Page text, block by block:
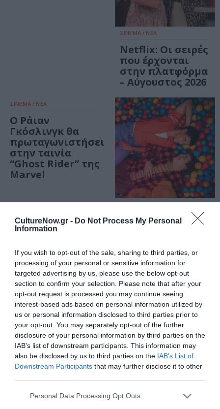
CultureNow.gr - Do Not Process My Personal
Information
If you wish to opt-out of the sale, sharing to third parties, or
processing of your personal or sensitive information for
targeted advertising by us, please use the below opt-out
section to confirm your selection. Please note that after your
opt-out request is processed you may continue seeing
interest-based ads based on personal information utilized by
us or personal information disclosed to third parties prior to
your opt-out. You may separately opt-out of the further
disclosure of your personal information by third parties on the
IAB’s list of downstream participants. This information may
also be disclosed by us to third parties on the IAB’s List of
Downstream Participants that may further disclose it to other
Personal Data Processing Opt Outs
ΣΙΝΕΜΑ / ΝΕΑ
Netflix: Οι σειρές
που έρχονται
στην πλατφόρμα
– Αύγουστος 2026
ΣΙΝΕΜΑ / ΝΕΑ
Ο Ράιαν
Γκόσλινγκ θα
πρωταγωνιστήσει
στην ταινία
“Ghost Rider” της
Marvel
ΣΙΝΕΜΑ / ΝΕΑ
Netflix: Οι
πλατφόρμα –
Αύγουστος 2026
ΣΙΝΕΜΑ / ΝΕΑ
Ο Γκιγιέρμο ντελ
Τόρο
διαβεβαιώνει ότι
δεν
χρησιμοποίησε
ΤΝ στην
επανέκδοση του
«Ο Λαβύρινθος